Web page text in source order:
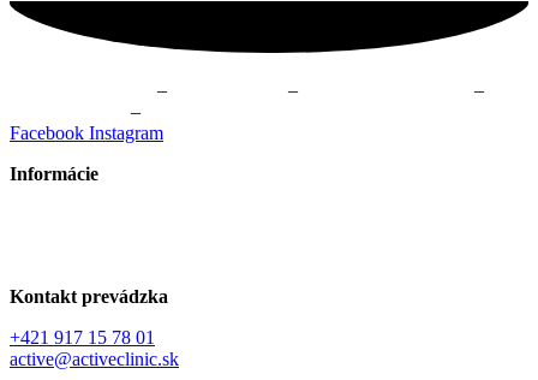
– –
–
–
Facebook Instagram
Informácie
Kontakt prevádzka
+421 917 15 78 01
active@activeclinic.sk